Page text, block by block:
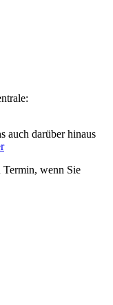
auch darüber hinaus
Termin, wenn Sie